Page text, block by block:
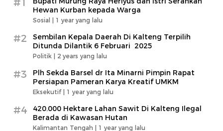
#1
Hewan Kurban kepada Warga
Sosial | 1 year yang lalu
#2
Sembilan Kepala Daerah Di Kalteng Terpilih
Ditunda Dilantik 6 Februari 2025
Politik | 2 years yang lalu
#3
Plh Sekda Barsel dr Ita Minarni Pimpin Rapat
Persiapan Pameran Karya Kreatif UMKM
Eksekutif | 1 year yang lalu
#4
420.000 Hektare Lahan Sawit Di Kalteng Ilegal
Berada di Kawasan Hutan
Kalimantan Tengah | 1 year yang lalu